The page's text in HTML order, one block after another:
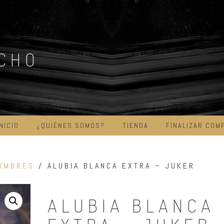
¿QUIÉNES SOMOS? TIENDA FINALIZAR
/ ALUBIA BLANCA EXTRA – JUKER
ALUBIA BLANCA